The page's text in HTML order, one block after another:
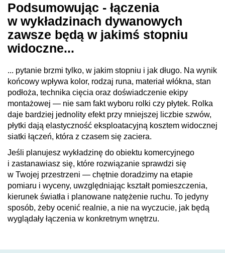
Podsumowując - łączenia
w wykładzinach dywanowych
zawsze będą w jakimś stopniu
widoczne...
... pytanie brzmi tylko, w jakim stopniu i jak długo. Na wynik
końcowy wpływa kolor, rodzaj runa, materiał włókna, stan
podłoża, technika cięcia oraz doświadczenie ekipy
montażowej — nie sam fakt wyboru rolki czy płytek. Rolka
daje bardziej jednolity efekt przy mniejszej liczbie szwów,
płytki dają elastyczność eksploatacyjną kosztem widocznej
siatki łączeń, która z czasem się zaciera.
Jeśli planujesz wykładzinę do obiektu komercyjnego
i zastanawiasz się, które rozwiązanie sprawdzi się
w Twojej przestrzeni — chętnie doradzimy na etapie
pomiaru i wyceny, uwzględniając kształt pomieszczenia,
kierunek światła i planowane natężenie ruchu. To jedyny
sposób, żeby ocenić realnie, a nie na wyczucie, jak będą
wyglądały łączenia w konkretnym wnętrzu.